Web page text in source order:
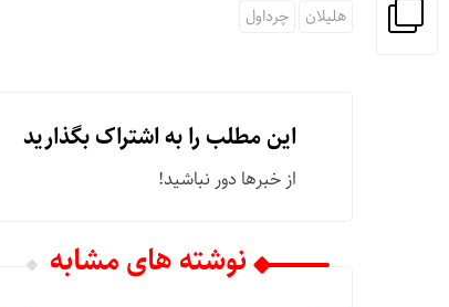
هلیلان
چرداول
این مطلب را به اشتراک بگذارید
از خبرها دور نباشید!
نوشته های مشابه